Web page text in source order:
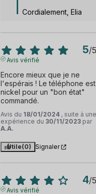
Cordialement, Elia
5/5
Avis vérifié
Encore mieux que je ne
l'espérais ! Le téléphone est
nickel pour un "bon état"
commandé.
Avis du 18/01/2024 , suite à une
expérience du 30/11/2023 par
A.A.
Utile(0) Signaler
4/5
Avis vérifié